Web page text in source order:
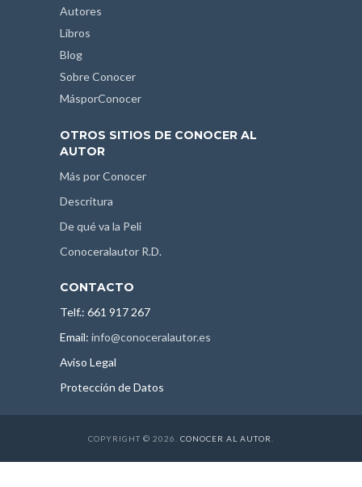
Autores
Libros
Blog
Sobre Conocer
MásporConocer
OTROS SITIOS DE CONOCER AL
AUTOR
Más por Conocer
Descritura
De qué va la Peli
Conoceralautor R.D.
CONTACTO
Telf.: 661 917 267
Email: info@conoceralautor.es
Aviso Legal
Protección de Datos
COPYRIGHT © 2026. CONOCER AL AUTOR